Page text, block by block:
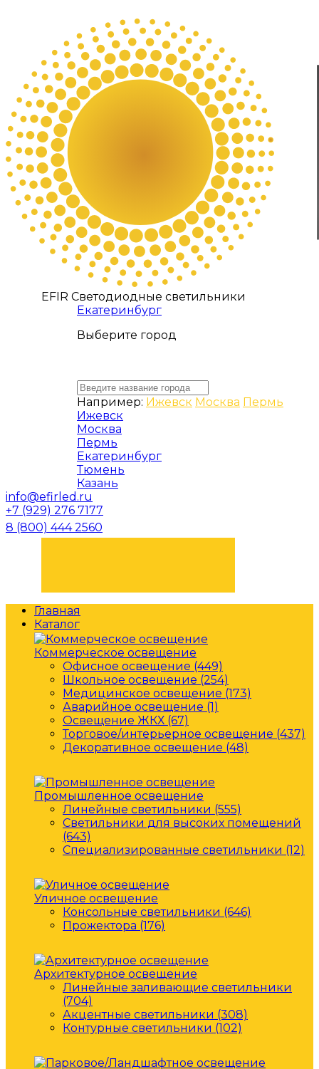
EFIR Светодиодные светильники
Екатеринбург
Выберите город
Например: Ижевск Москва Пермь
Ижевск
Москва
Пермь
Екатеринбург
Тюмень
Казань
info@efirled.ru
+7 (929) 276 7177
8 (800) 444 2560
Главная
Каталог
Коммерческое освещение
Офисное освещение (449)
Школьное освещение (254)
Медицинское освещение (173)
Аварийное освещение (1)
Освещение ЖКХ (67)
Торговое/интерьерное освещение (437)
Декоративное освещение (48)
Промышленное освещение
Линейные светильники (555)
Светильники для высоких помещений
(643)
Специализированные светильники (12)
Уличное освещение
Консольные светильники (646)
Прожектора (176)
Архитектурное освещение
Линейные заливающие светильники
(704)
Акцентные светильники (308)
Контурные светильники (102)